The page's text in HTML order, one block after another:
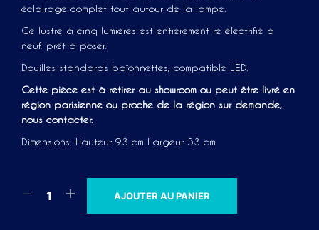
éclairage complet tout autour de la lampe.
Ce lustre à cinq lumières est entièrement ré électrifié à
neuf, prêt à poser.
Douilles standards baïonnettes, compatible LED.
Cette pièce est à retirer au showroom ou peut être livré en
région parisienne ou proche de la région sur demande,
nous contacter.
Dimensions: Hauteur 93 cm Largeur 53 cm
AJOUTER AU PANIER